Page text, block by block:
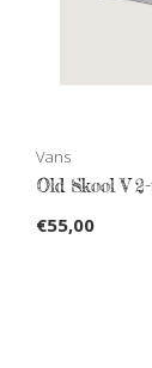
Vans
Old Skool V
€55,00